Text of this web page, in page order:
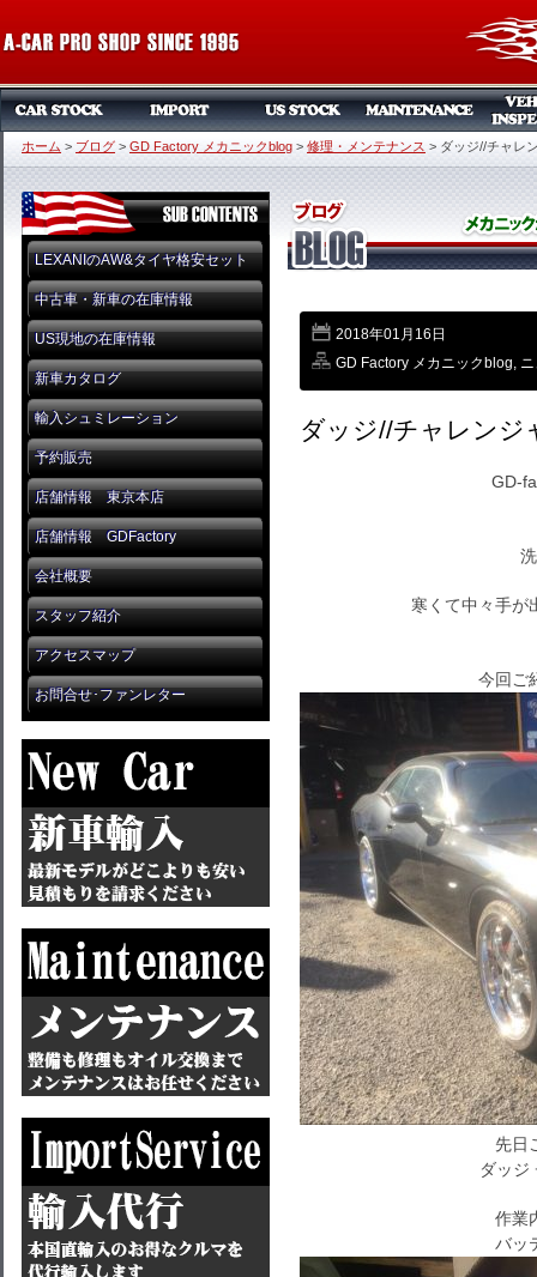
ホーム > ブログ > GD Factory メカニックblog > 修理・メンテナンス > ダッジ//チャレ
LEXANIのAW&タイヤ格安セット
中古車・新車の在庫情報
US現地の在庫情報
新車カタログ
輸入シュミレーション
予約販売
店舗情報 東京本店
店舗情報 GDFactory
会社概要
スタッフ紹介
アクセスマップ
お問合せ･ファンレター
2018年01月16日
GD Factory メカニックblog,
ダッジ//チャレンジ
GD-
寒くて中々手が
今回ご
先日
ダッジ
作業
バッ